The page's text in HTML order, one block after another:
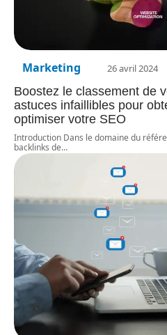
Marketing 26 avril 2024
Boostez le classement de
astuces infaillibles pour
optimiser votre SEO
Introduction Dans le domaine du
backlinks de…